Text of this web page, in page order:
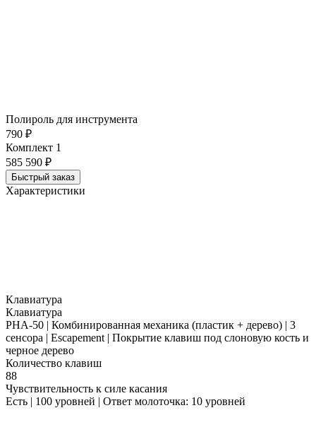
Полироль для инструмента
790 ₽
Комплект 1
585 590 ₽
Быстрый заказ
Характеристики
Клавиатура
Клавиатура
PHA-50 | Комбинированная механика (пластик + дерево) | 3
сенсора | Escapement | Покрытие клавиш под слоновую кость и
черное дерево
Количество клавиш
88
Чувствительность к силе касания
Есть | 100 уровней | Ответ молоточка: 10 уровней